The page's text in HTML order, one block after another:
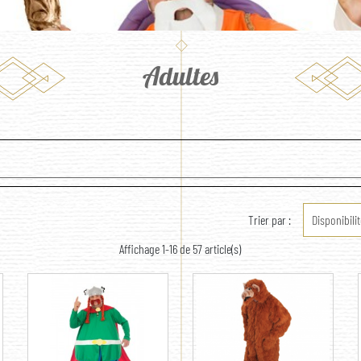
Adultes
Trier par :
Affichage 1-16 de 57 article(s)